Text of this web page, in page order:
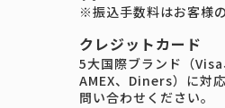
※振込手数料はお客様
クレジットカード
5大国際ブランド（
AMEX、Diners）に対
問い合わせください。